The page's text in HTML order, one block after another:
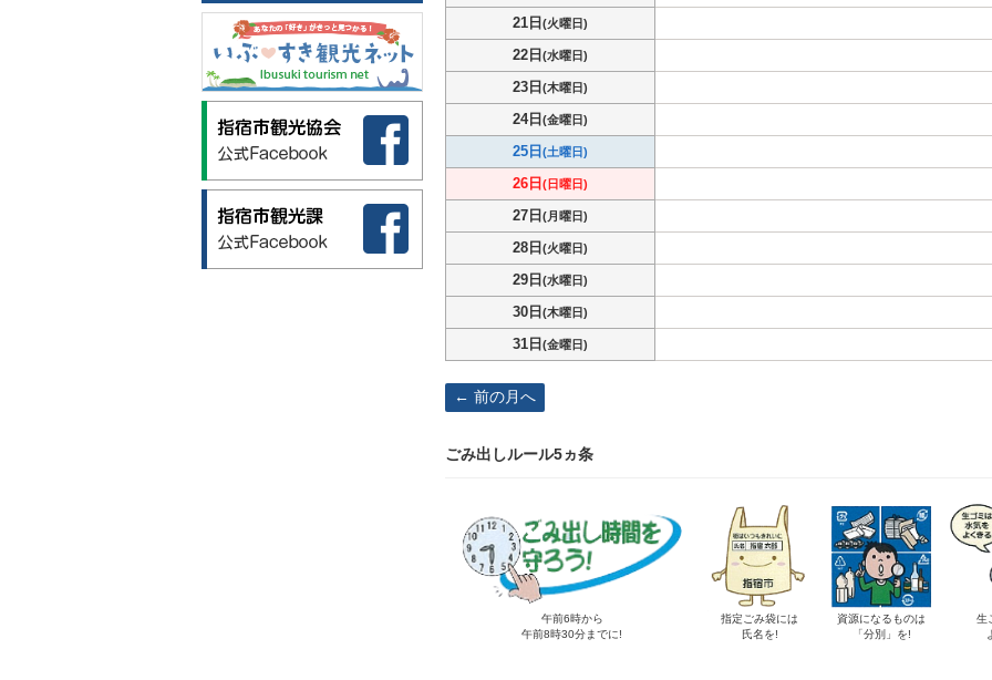
21日 (火曜日)
22日 (水曜日)
23日 (木曜日)
24日 (金曜日)
25日 (土曜日)
26日 (日曜日)
27日 (月曜日)
28日 (火曜日)
29日 (水曜日)
30日 (木曜日)
31日 (金曜日)
前の月へ
ごみ出しルール5ヵ条
午前6時から
午前8時30分までに!
指定ごみ袋には
氏名を!
資源になるものは
「分別」を!
生